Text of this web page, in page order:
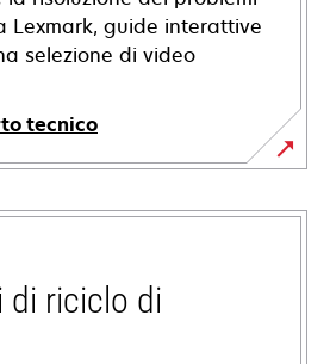
Lexmark, guide interattive
selezione di video
tecnico
di riciclo di